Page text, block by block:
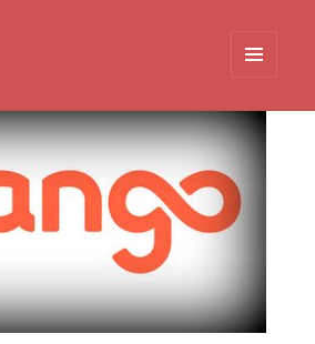
ВИДЖЕТЫ